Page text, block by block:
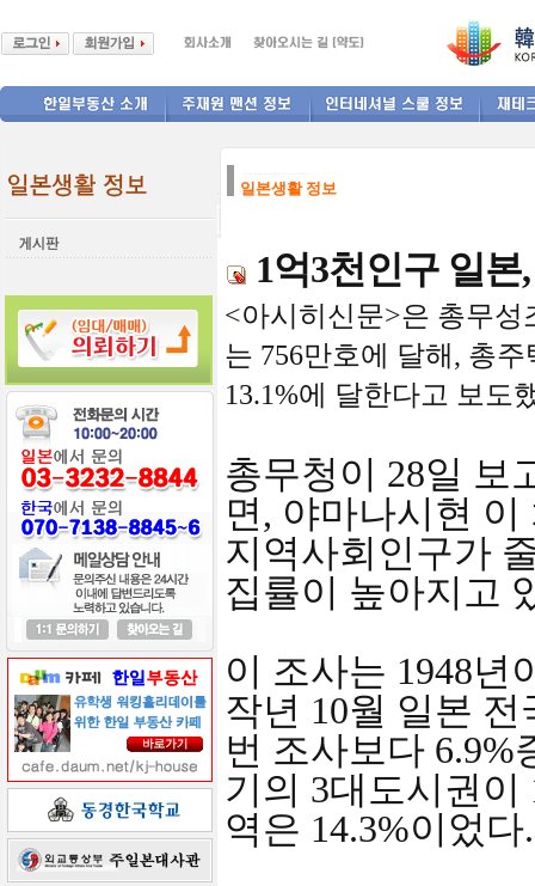
일본생활 정보
1억3천인구 일
<아시히신문>은 총무성
는 756만호에 달해, 총
13.1%에 달한다고 보도
총무청이 28일 보
면, 야마나시현
지역사회인구가
집률이 높아지고
이 조사는 1948년
작년 10월 일본
번 조사보다
기의 3대도시권이
역은 14.3%이었다.